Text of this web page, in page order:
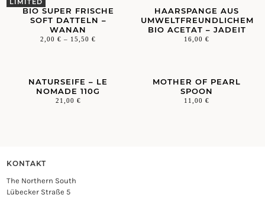
BIO SUPER FRISCHE
SOFT DATTELN –
WANAN
2,00€ – 15,50€
HAARSPANGE AUS
UMWELTFREUNDLICHEM
BIO ACETAT – JADEIT
16,00 €
NATURSEIFE – LE
NOMADE 110G
21,00 €
MOTHER OF PEARL
SPOON
11,00 €
KONTAKT
The Northern South
Lübecker Straße 5